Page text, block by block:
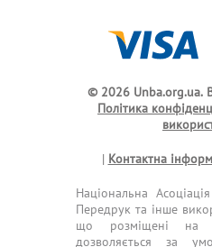
© 2026 Unba.org.ua.
Політика
| Контактна
Національна
Передрук та інше
що розміщені на
дозволяється за